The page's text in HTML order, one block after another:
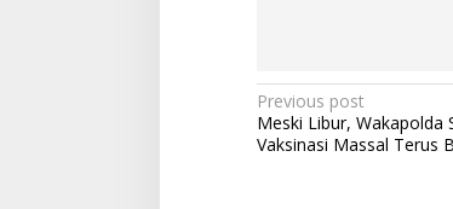
P
o
Previous post
Meski Libur, Wakapolda
Vaksinasi Massal Terus